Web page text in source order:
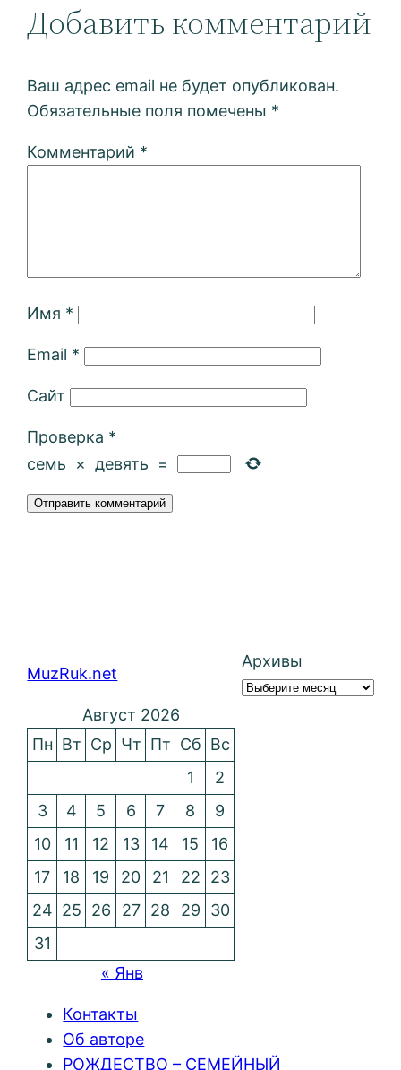
Добавить комментарий
Ваш адрес email не будет опубликован.
Обязательные поля помечены *
Комментарий *
Имя *
Email *
Сайт
Проверка *
семь
× девять =
MuzRuk.net
Архивы
Август 2026
Пн Вт Ср Чт Пт Сб Вс
1
2
3
4 5 6 7 8
9
10
11 12 13 14 15
16
17
18 19 20 21 22
23
24 25 26 27 28 29
30
31
« Янв
Контакты
Об авторе
РОЖДЕСТВО – СЕМЕЙНЫЙ